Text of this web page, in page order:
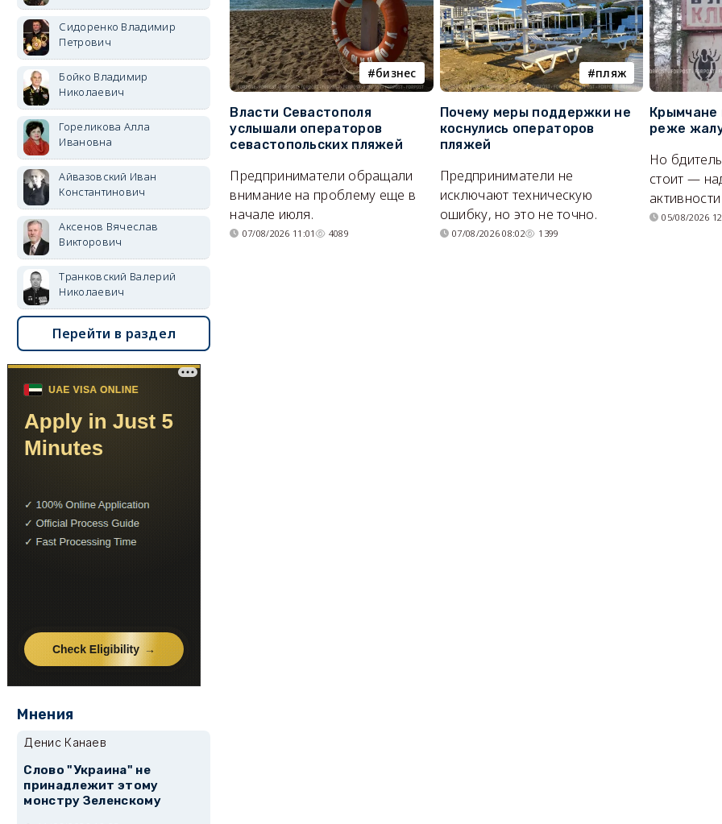
бизнес
Власти Севастополя
услышали операторов
севастопольских пляжей
Предприниматели обращали
внимание на проблему еще в
начале июля.
07/08/2026 11:01 4089
пляж
Почему меры поддержки не
коснулись операторов
пляжей
Предприниматели не
исключают техническую
ошибку, но это не точно.
07/08/2026 08:02 1399
Крымчане
реже
Но
стоит —
05/08/2026
Сидоренко Владимир
Петрович
Бойко Владимир
Николаевич
Гореликова Алла
Ивановна
Айвазовский Иван
Константинович
Аксенов Вячеслав
Викторович
Транковский Валерий
Николаевич
Перейти в раздел
Мнения
Денис Канаев
Слово "Украина" не
принадлежит этому
монстру Зеленскому